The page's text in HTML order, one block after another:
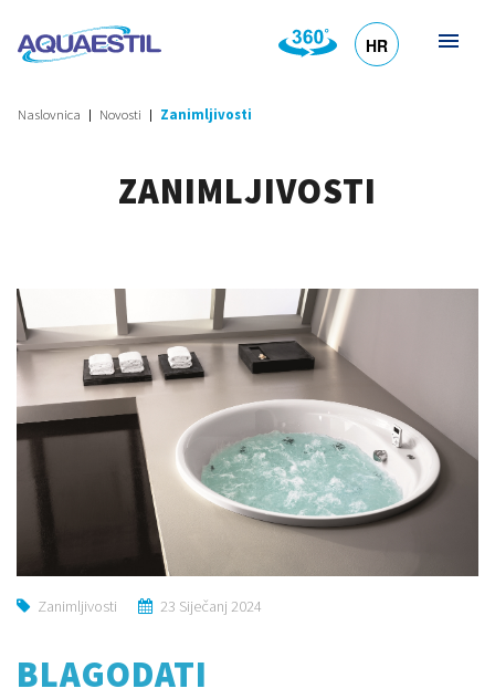
HR
Naslovnica Novosti Zanimljivosti
ZANIMLJIVOSTI
Zanimljivosti 23 Siječanj 2024
BLAGODATI